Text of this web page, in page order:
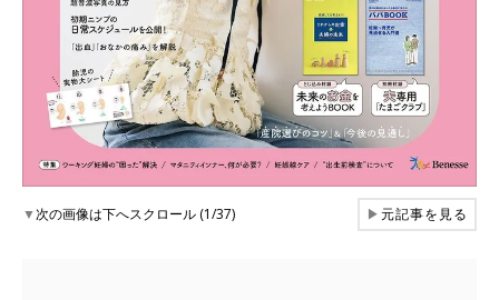
▼次の画像は下へスクロール (1/37) ▶元記事を見る